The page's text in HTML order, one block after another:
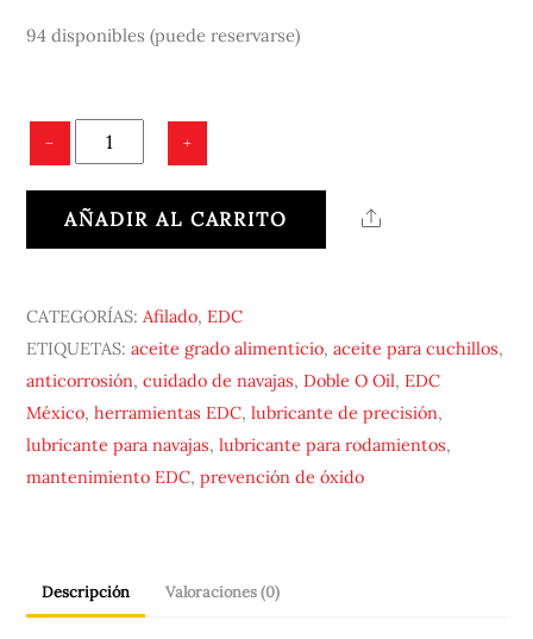
94 disponibles (puede reservarse)
−
Doble
O-
Oil
–
Precisión
para
Navajas
cantidad
+
AÑADIR AL CARRITO Share
CATEGORÍAS:Afilado,EDC
ETIQUETAS:aceite grado alimenticio,aceite para cuchillos,
anticorrosión,cuidado de navajas,Doble O Oil,EDC
México,herramientas EDC,lubricante de precisión,
lubricante para navajas,lubricante para rodamientos,
mantenimiento EDC,prevención de óxido
Descripción Valoraciones (0)